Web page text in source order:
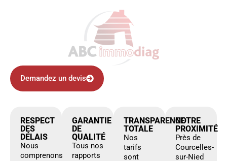
Demandez un devis
RESPECT
DES
DÉLAIS
Nous
comprenons
GARANTIE
DE
QUALITÉ
Tous nos
rapports
TRANSPARENCE
TOTALE
Nos
tarifs
sont
NOTRE
PROXIMITÉ
Près de
Courcelles-
sur-Nied